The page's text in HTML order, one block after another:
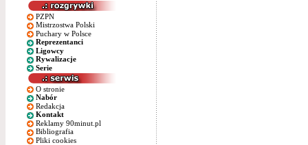
PZPN
Mistrzostwa Polski
Puchary w Polsce
Reprezentanci
Ligowcy
Rywalizacje
Serie
O stronie
Nabór
Redakcja
Kontakt
Reklamy 90minut.pl
Bibliografia
Pliki cookies